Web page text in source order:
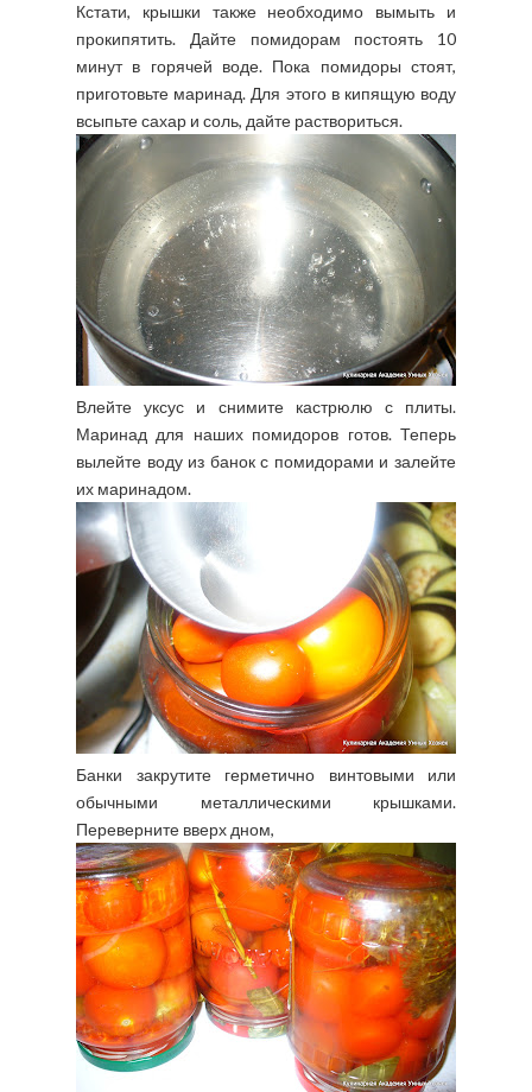
Кстати, крышки также необходимо вымыть и
прокипятить. Дайте помидорам постоять 10
минут в горячей воде. Пока помидоры стоят,
приготовьте маринад. Для этого в кипящую воду
всыпьте сахар и соль, дайте раствориться.
Влейте уксус и снимите кастрюлю с плиты.
Маринад для наших помидоров готов. Теперь
вылейте воду из банок с помидорами и залейте
их маринадом.
Банки закрутите герметично винтовыми или
обычными металлическими крышками.
Переверните вверх дном,